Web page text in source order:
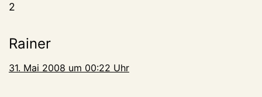
2
Rainer
31. Mai 2008 um 00:22 Uhr